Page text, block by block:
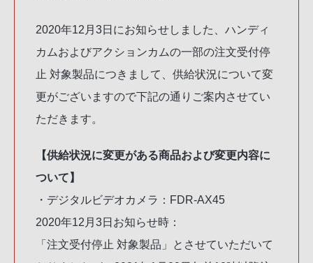
2020年12月3日にお知らせしました、ハンディ
カムおよびアクションカムの一部の注文受付停
止 対象製品につきまして、供給状況について変
更がございますので下記の通りご案内させてい
ただきます。
【供給状況に変更がある商品および変更内容に
ついて】
・デジタルビデオカメラ：FDR-AX45
2020年12月3日お知らせ時：
「注文受付停止 対象製品」とさせていただいて